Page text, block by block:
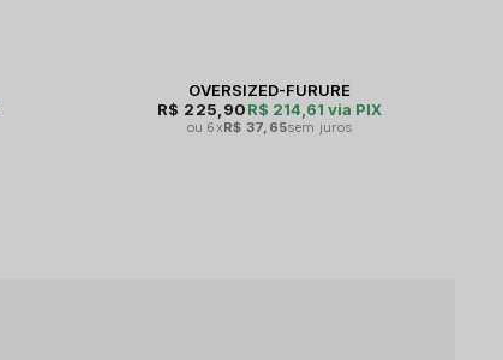
OVERSIZED-FURURE
R$ 214,61 via PIX
R$ 225,90
6xR$ 37,65sem juros